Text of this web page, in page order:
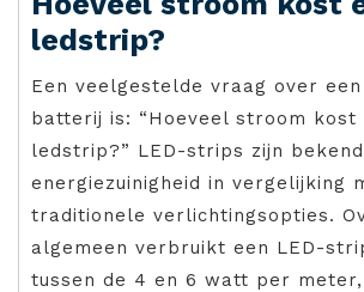
ledstrip?
Een veelgestelde vraag over
batterij is: “Hoeveel stroom kost
ledstrip?” LED-strips zijn
energiezuinigheid in vergelijking
traditionele verlichtingsopties.
algemeen verbruikt een LED-
tussen de 4 en 6 watt per